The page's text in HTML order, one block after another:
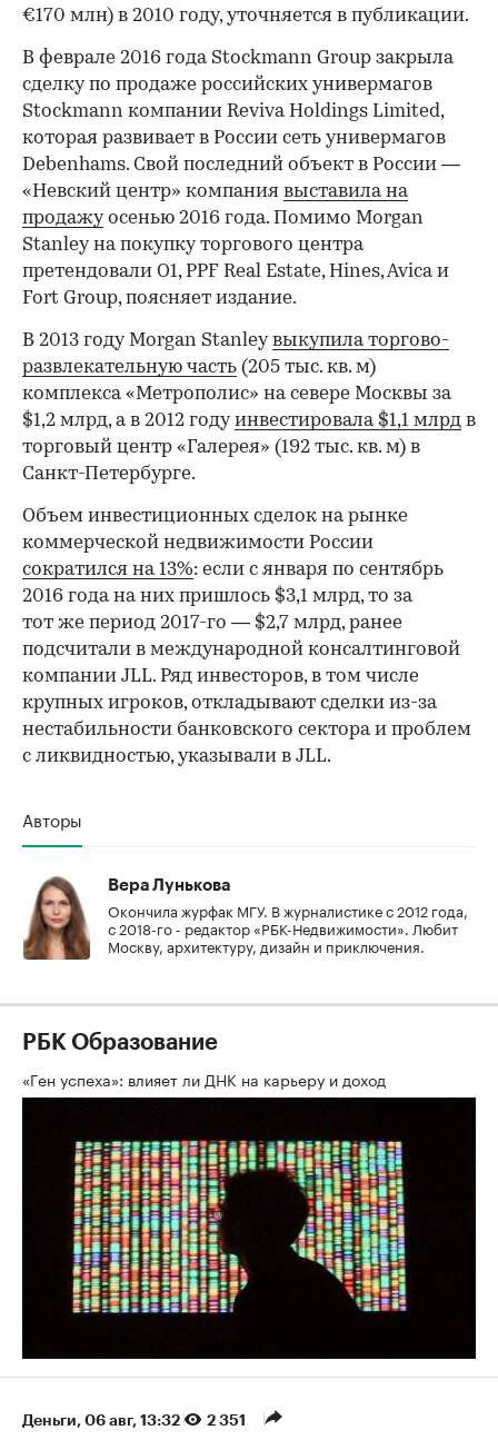
€170 млн) в 2010 году, уточняется в публикации.
В феврале 2016 года Stockmann Group закрыла
сделку по продаже российских универмагов
Stockmann компании Reviva Holdings Limited,
которая развивает в России сеть универмагов
Debenhams. Свой последний объект в России —
«Невский центр» компания выставила на
продажуосенью 2016 года. Помимо Morgan
Stanley на покупку торгового центра
претендовали О1, PPF Real Estate, Hines, Avica и
Fort Group, поясняет издание.
В 2013 году Morgan Stanleyвыкупила торгово-
развлекательную часть (205 тыс. кв. м)
комплекса «Метрополис» на севере Москвы за
$1,2 млрд, а в 2012 годуинвестировала $1,1 млрд в
торговый центр «Галерея» (192 тыс. кв. м) в
Санкт-Петербурге.
Объем инвестиционных сделок на рынке
коммерческой недвижимости России
сократился на 13%: если с января по сентябрь
2016 года на них пришлось $3,1 млрд, то за
тот же период 2017-го — $2,7 млрд, ранее
подсчитали в международной консалтинговой
компании JLL. Ряд инвесторов, в том числе
крупных игроков, откладывают сделки из-за
нестабильности банковского сектора и проблем
с ликвидностью, указывали в JLL.
Авторы
Вера Лунькова
Окончила журфак МГУ. В журналистике с 2012 года,
с 2018-го - редактор «РБК-Недвижимости». Любит
Москву, архитектуру, дизайн и приключения.
РБК Образование
«Ген успеха»: влияет ли ДНК на карьеру и доход
Деньги⁠, 06 авг, 13:32 2 351